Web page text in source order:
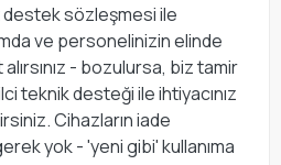
sözleşmesi ile
ve personelinizin elinde
- bozulursa, biz tamir
teknik desteği ile ihtiyacınız
Cihazların iade
yok - 'yeni gibi' kullanıma